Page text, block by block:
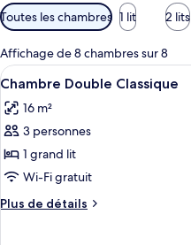
Filtres
disponibles
pour
les
chambres
Toutes les chambres 1 lit 2 lits
Affichage de 8 chambres sur 8
Afficher
toutes
les
photos
pour
ce
type
de
7
Chambre Double Classique
16 m²
3 personnes
1 grand lit
Wi-Fi gratuit
Plus de détails
Plus